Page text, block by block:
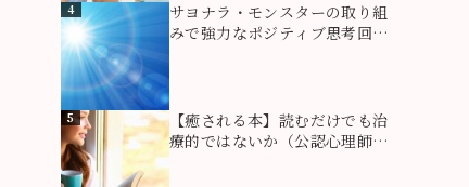
4
サヨナラ・モンスターの取り組
みで強力なポジティブ思考回路
5
【癒される本】読むだけでも治
療的ではないか（公認心理師・